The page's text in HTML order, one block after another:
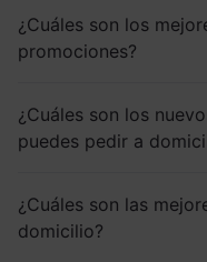
¿Cuáles son los
promociones?
¿Cuáles son los
puedes pedir a
¿Cuáles son las
domicilio?